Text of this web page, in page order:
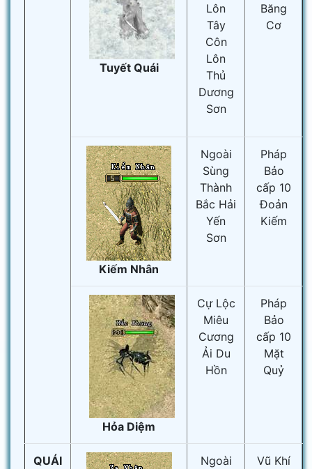
Tuyết Quái
Lôn
Tây
Côn
Lôn
Thủ
Dương
Sơn
Băng
Cơ
Kiếm Nhân
Ngoài
Sùng
Thành
Bắc Hải
Yến
Sơn
Pháp
Bảo
cấp 10
Đoản
Kiếm
Hỏa Diệm
Cự Lộc
Miêu
Cương
Ải Du
Hồn
Pháp
Bảo
cấp 10
Mặt
Quỷ
QUÁI
Ngoài
Vũ Khí